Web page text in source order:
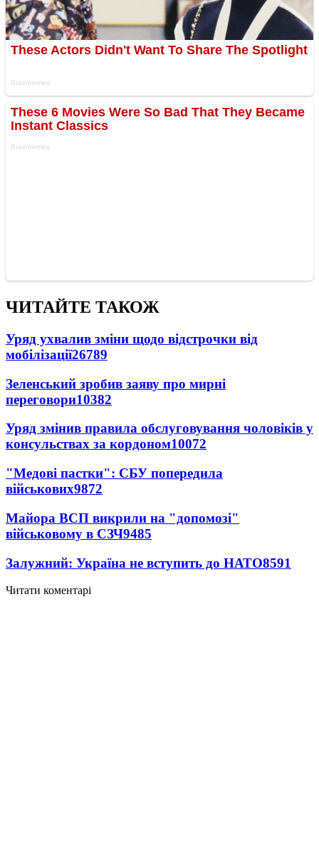
ЧИТАЙТЕ ТАКОЖ
Уряд ухвалив зміни щодо відстрочки від
мобілізації26789
Зеленський зробив заяву про мирні
переговори10382
Уряд змінив правила обслуговування чоловіків у
консульствах за кордоном10072
"Медові пастки": СБУ попередила
військових9872
Майора ВСП викрили на "допомозі"
військовому в СЗЧ9485
Залужний: Україна не вступить до НАТО8591
Читати коментарі